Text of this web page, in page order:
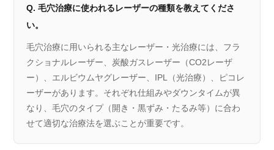
Q. 毛穴治療に使われるレーザーの種類を教えてくださ
い。
毛穴治療に用いられる主なレーザー・光治療には、フラ
クショナルレーザー、炭酸ガスレーザー（CO2レーザ
ー）、エルビウムヤグレーザー、IPL（光治療）、ピコレ
ーザーがあります。それぞれ仕組みやダウンタイムが異
なり、毛穴のタイプ（開き・黒ずみ・たるみ等）に合わ
せて適切な治療法を選ぶことが重要です。